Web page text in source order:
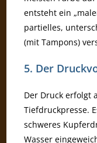
entsteht ein
partielles,
(mit Tampons)
5. Der
Der Druck erfolgt
Tiefdruckpresse.
schweres
Wasser